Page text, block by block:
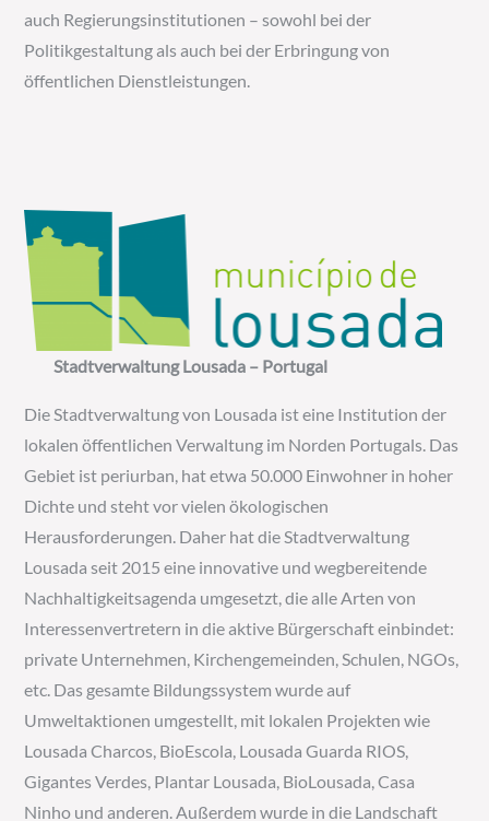
auch Regierungsinstitutionen – sowohl bei der
Politikgestaltung als auch bei der Erbringung von
öffentlichen Dienstleistungen.
Stadtverwaltung Lousada – Portugal
Die Stadtverwaltung von Lousada ist eine Institution der
lokalen öffentlichen Verwaltung im Norden Portugals. Das
Gebiet ist periurban, hat etwa 50.000 Einwohner in hoher
Dichte und steht vor vielen ökologischen
Herausforderungen. Daher hat die Stadtverwaltung
Lousada seit 2015 eine innovative und wegbereitende
Nachhaltigkeitsagenda umgesetzt, die alle Arten von
Interessenvertretern in die aktive Bürgerschaft einbindet:
private Unternehmen, Kirchengemeinden, Schulen, NGOs,
etc. Das gesamte Bildungssystem wurde auf
Umweltaktionen umgestellt, mit lokalen Projekten wie
Lousada Charcos, BioEscola, Lousada Guarda RIOS,
Gigantes Verdes, Plantar Lousada, BioLousada, Casa
Ninho und anderen. Außerdem wurde in die Landschaft